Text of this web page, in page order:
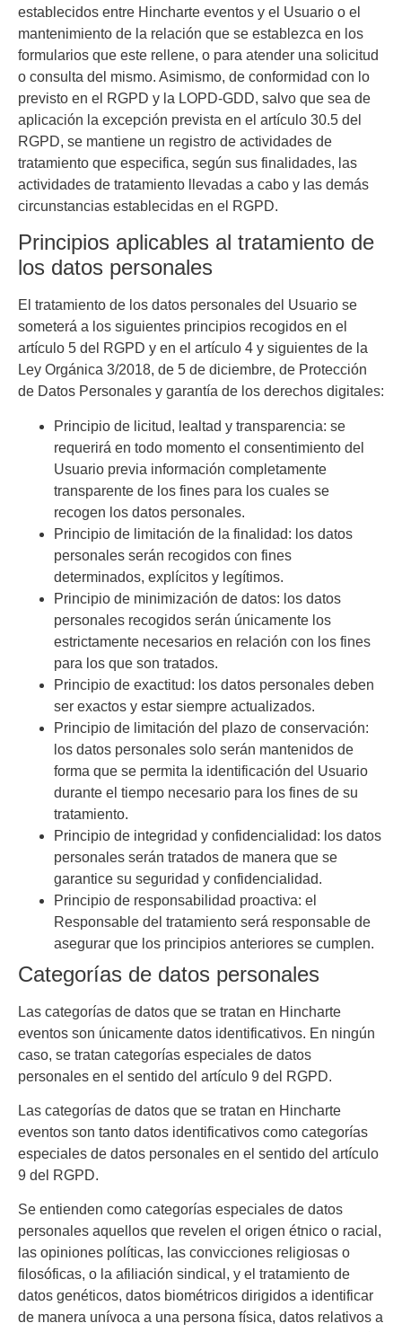
establecidos entre Hincharte eventos y el Usuario o el
mantenimiento de la relación que se establezca en los
formularios que este rellene, o para atender una solicitud
o consulta del mismo. Asimismo, de conformidad con lo
previsto en el RGPD y la LOPD-GDD, salvo que sea de
aplicación la excepción prevista en el artículo 30.5 del
RGPD, se mantiene un registro de actividades de
tratamiento que especifica, según sus finalidades, las
actividades de tratamiento llevadas a cabo y las demás
circunstancias establecidas en el RGPD.
Principios aplicables al tratamiento de
los datos personales
El tratamiento de los datos personales del Usuario se
someterá a los siguientes principios recogidos en el
artículo 5 del RGPD y en el artículo 4 y siguientes de la
Ley Orgánica 3/2018, de 5 de diciembre, de Protección
de Datos Personales y garantía de los derechos digitales:
Principio de licitud, lealtad y transparencia: se
requerirá en todo momento el consentimiento del
Usuario previa información completamente
transparente de los fines para los cuales se
recogen los datos personales.
Principio de limitación de la finalidad: los datos
personales serán recogidos con fines
determinados, explícitos y legítimos.
Principio de minimización de datos: los datos
personales recogidos serán únicamente los
estrictamente necesarios en relación con los fines
para los que son tratados.
Principio de exactitud: los datos personales deben
ser exactos y estar siempre actualizados.
Principio de limitación del plazo de conservación:
los datos personales solo serán mantenidos de
forma que se permita la identificación del Usuario
durante el tiempo necesario para los fines de su
tratamiento.
Principio de integridad y confidencialidad: los datos
personales serán tratados de manera que se
garantice su seguridad y confidencialidad.
Principio de responsabilidad proactiva: el
Responsable del tratamiento será responsable de
asegurar que los principios anteriores se cumplen.
Categorías de datos personales
Las categorías de datos que se tratan en Hincharte
eventos son únicamente datos identificativos. En ningún
caso, se tratan categorías especiales de datos
personales en el sentido del artículo 9 del RGPD.
Las categorías de datos que se tratan en Hincharte
eventos son tanto datos identificativos como categorías
especiales de datos personales en el sentido del artículo
9 del RGPD.
Se entienden como categorías especiales de datos
personales aquellos que revelen el origen étnico o racial,
las opiniones políticas, las convicciones religiosas o
filosóficas, o la afiliación sindical, y el tratamiento de
datos genéticos, datos biométricos dirigidos a identificar
de manera unívoca a una persona física, datos relativos a